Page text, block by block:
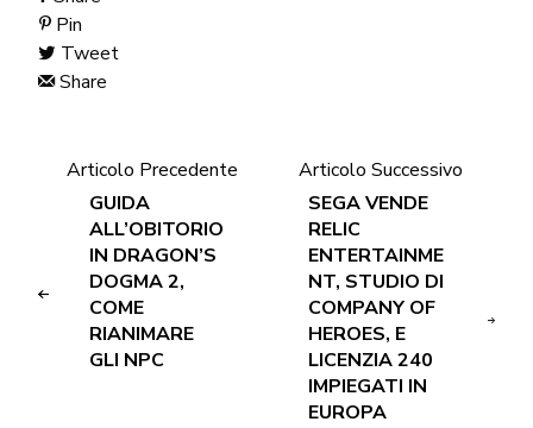
Pin
Tweet
Share
Articolo Precedente
GUIDA
ALL’OBITORIO
IN DRAGON’S
DOGMA 2,
COME
RIANIMARE
GLI NPC
Articolo Successivo
SEGA VENDE
RELIC
ENTERTAINME
NT, STUDIO DI
COMPANY OF
HEROES, E
LICENZIA 240
IMPIEGATI IN
EUROPA